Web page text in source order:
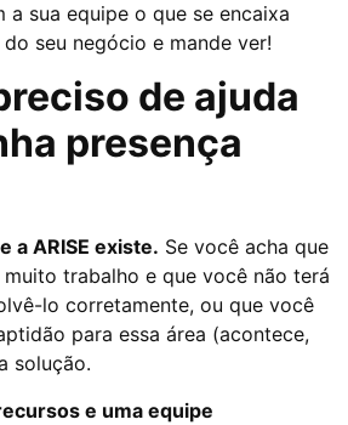
a sua equipe o que se encaixa
seu negócio e mande ver!
de ajuda
presença
a ARISE existe. Se você acha que
trabalho e que você não terá
lo corretamente, ou que você
para essa área (acontece,
solução.
e uma equipe